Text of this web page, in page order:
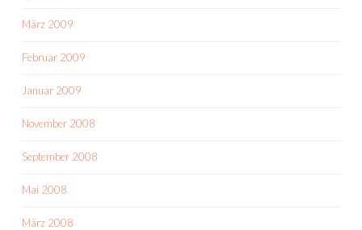
März 2009
Februar 2009
Januar 2009
November 2008
September 2008
Mai 2008
März 2008